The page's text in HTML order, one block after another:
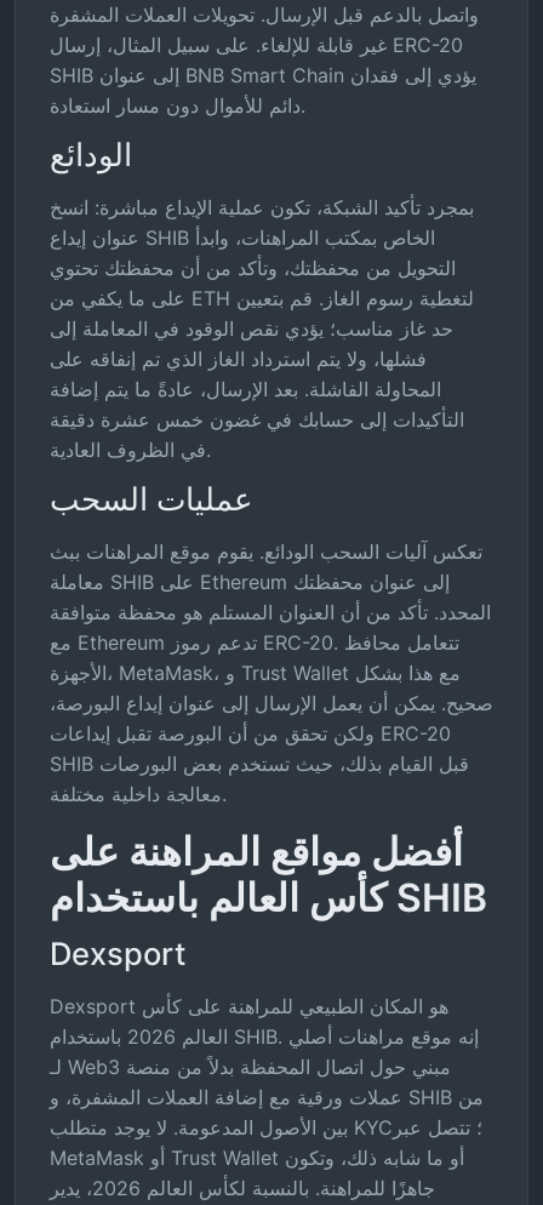
واتصل بالدعم قبل الإرسال. تحويلات العملات المشفرة
غير قابلة للإلغاء. على سبيل المثال، إرسال ERC-20
SHIB إلى عنوان BNB Smart Chain يؤدي إلى فقدان
دائم للأموال دون مسار استعادة.
الودائع
بمجرد تأكيد الشبكة، تكون عملية الإيداع مباشرة: انسخ
عنوان إيداع SHIB الخاص بمكتب المراهنات، وابدأ
التحويل من محفظتك، وتأكد من أن محفظتك تحتوي
على ما يكفي من ETH لتغطية رسوم الغاز. قم بتعيين
حد غاز مناسب؛ يؤدي نقص الوقود في المعاملة إلى
فشلها، ولا يتم استرداد الغاز الذي تم إنفاقه على
المحاولة الفاشلة. بعد الإرسال، عادةً ما يتم إضافة
التأكيدات إلى حسابك في غضون خمس عشرة دقيقة
في الظروف العادية.
عمليات السحب
تعكس آليات السحب الودائع. يقوم موقع المراهنات ببث
معاملة SHIB على Ethereum إلى عنوان محفظتك
المحدد. تأكد من أن العنوان المستلم هو محفظة متوافقة
مع Ethereum تدعم رموز ERC-20. تتعامل محافظ
الأجهزة، MetaMask، و Trust Wallet مع هذا بشكل
صحيح. يمكن أن يعمل الإرسال إلى عنوان إيداع البورصة،
ولكن تحقق من أن البورصة تقبل إيداعات ERC-20
SHIB قبل القيام بذلك، حيث تستخدم بعض البورصات
معالجة داخلية مختلفة.
أفضل مواقع المراهنة على
كأس العالم باستخدام SHIB
Dexsport
Dexsport هو المكان الطبيعي للمراهنة على كأس
العالم 2026 باستخدام SHIB. إنه موقع مراهنات أصلي
لـ Web3 مبني حول اتصال المحفظة بدلاً من منصة
عملات ورقية مع إضافة العملات المشفرة، و SHIB من
بين الأصول المدعومة. لا يوجد متطلب KYC؛ تتصل عبر
MetaMask أو Trust Wallet أو ما شابه ذلك، وتكون
جاهزًا للمراهنة. بالنسبة لكأس العالم 2026، يدير